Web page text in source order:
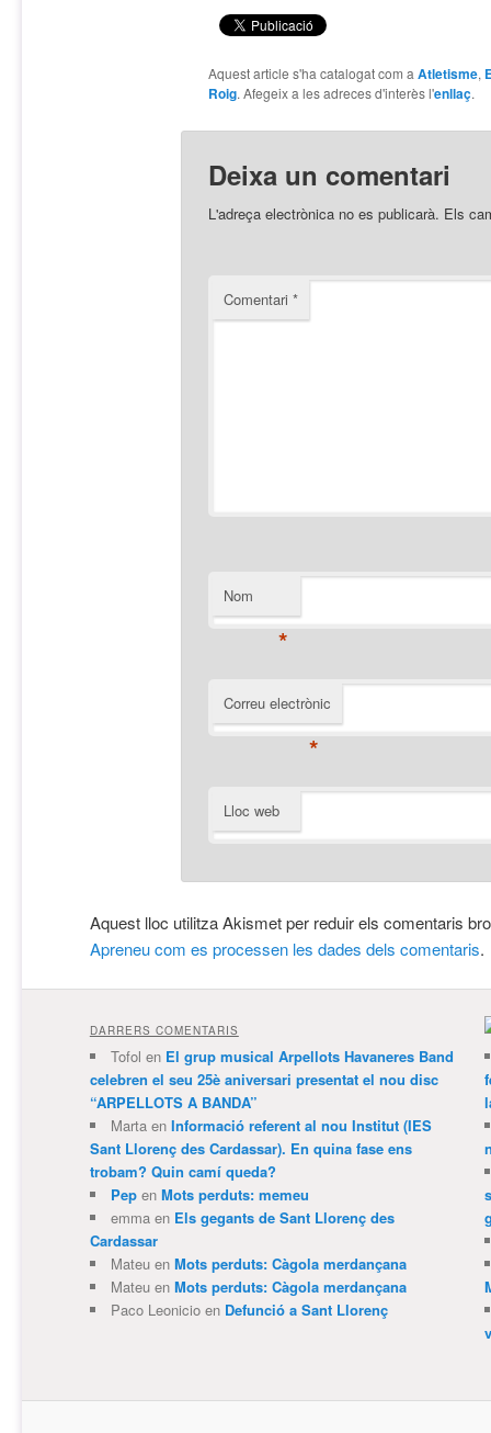
Aquest article s'ha catalogat com a Atletisme,
Roig. Afegeix a les adreces d'interès l'enllaç.
Deixa un comentari
L'adreça electrònica no es publicarà. Els
Comentari *
Nom
*
Correu electrònic
*
Lloc web
Aquest lloc utilitza Akismet per reduir els comentaris
Apreneu com es processen les dades dels comentaris.
DARRERS COMENTARIS
Tofol en El grup musical Arpellots Havaneres Band
celebren el seu 25è aniversari presentat el nou disc
“ARPELLOTS A BANDA”
Martaen Informació referent al nou Institut (IES
Sant Llorenç des Cardassar). En quina fase ens
trobam? Quin camí queda?
Pepen Mots perduts: memeu
emmaen Els gegants de Sant Llorenç des
Cardassar
Mateuen Mots perduts: Càgola merdançana
Mateuen Mots perduts: Càgola merdançana
Paco Leonicioen Defunció a Sant Llorenç